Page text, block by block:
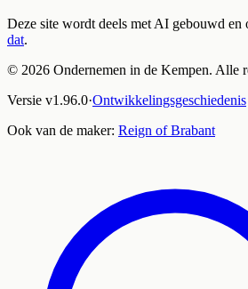
Deze site wordt deels met AI gebouwd en
dat.
© 2026 Ondernemen in de Kempen. Alle
Versie v1.96.0·Ontwikkelingsgeschiedenis
Ook van de maker: Reign of Brabant